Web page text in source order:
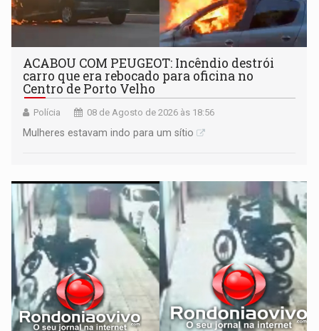
ACABOU COM PEUGEOT: Incêndio destrói
carro que era rebocado para oficina no
Centro de Porto Velho
Polícia 08 de Agosto de 2026 às 18:56
Mulheres estavam indo para um sítio